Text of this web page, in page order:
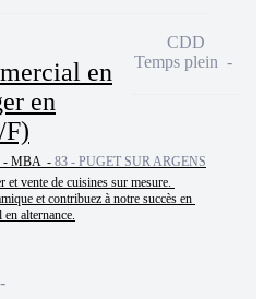
en
en
F)
- MBA - 83 - PUGET SUR ARGENS
et vente de cuisines sur mesure.
et contribuez à notre succès en
alternance.
CDD
Temps plein